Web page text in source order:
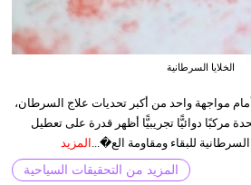
الخلايا السرطانية
مواجهة واحد من أكبر تحديات علاج السرطان،
مركبًا دوائيًّا تجريبيًّا أظهر قدرة على تعطيل
للبقاء ومقاومة الع�... المزيد
المزيد من التحقيقات السياحية